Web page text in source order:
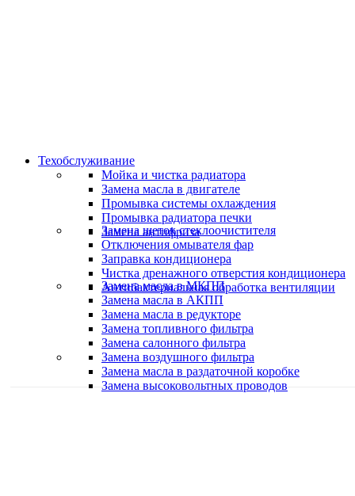
Техобслуживание
Мойка и чистка радиатора
Замена масла в двигателе
Промывка системы охлаждения
Промывка радиатора печки
Замена антифриза
Замена щеток стеклоочистителя
Отключения омывателя фар
Заправка кондиционера
Чистка дренажного отверстия кондиционера
Антибактериальная обработка вентиляции
Замена масла в МКПП
Замена масла в АКПП
Замена масла в редукторе
Замена топливного фильтра
Замена салонного фильтра
Замена воздушного фильтра
Замена масла в раздаточной коробке
Замена высоковольтных проводов